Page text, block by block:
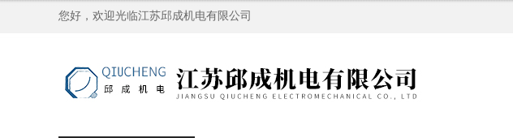
您好，欢迎光临江苏邱成机电有限公司